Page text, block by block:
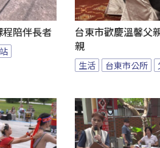
程陪伴長者
台東市歡慶溫馨父
親
生活 台東市公所